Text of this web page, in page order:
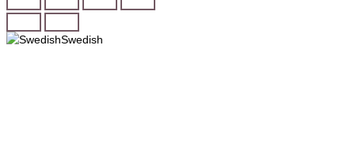
Swedish